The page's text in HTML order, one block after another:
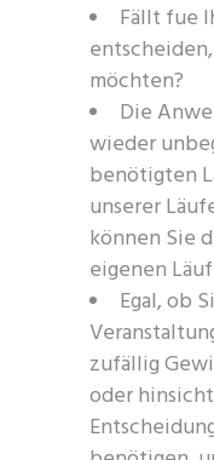
Fällt fue
möchten?
Die
wieder
benötigten
unserer
können Sie
eigenen
Egal, ob
zufällig
oder